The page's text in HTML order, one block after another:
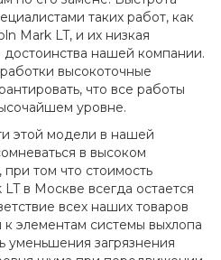
таких работ, как
Mark LT, и их низкая
нашей компании.
высокоточные
что все работы
уровне.
этой модели в нашей
в высоком
при том что стоимость
в Москве всегда остается
всех наших товаров
элементам системы выхлопа
уменьшения загрязнения